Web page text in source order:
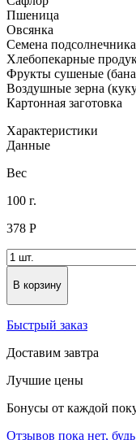
Пшеница
Овсянка
Семена подсолнечника
Хлебопекарные
Фрукты сушеные
Воздушные зерна
Картонная заготовка
Характеристики
Данные
Вес
100 г.
378 Р
В корзину
Быстрый заказ
Доставим завтра
Лучшие цены
Бонусы от каждой
Отзывов пока нет,